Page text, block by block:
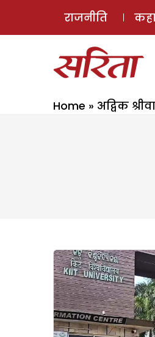
राजनीति
Home » अद्विक